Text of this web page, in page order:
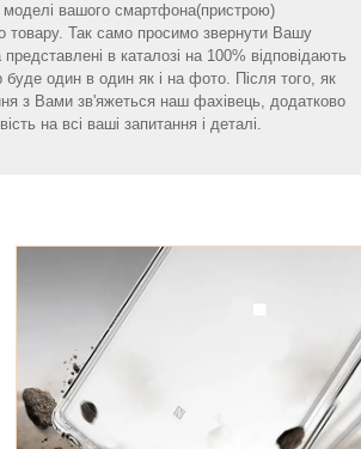
моделі вашого смартфона(пристрою)
товару. Так само просимо звернути Вашу
в каталозі на 100% відповідають
буде один в один як і на фото. Після того, як
з Вами зв'яжеться наш фахівець, додатково
на всі ваші запитання і деталі.